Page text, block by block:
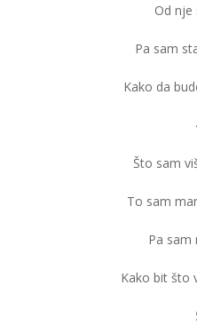
Od nje
Pa sam
Kako da
Što sam
To sam
Pa sam
Kako bit što